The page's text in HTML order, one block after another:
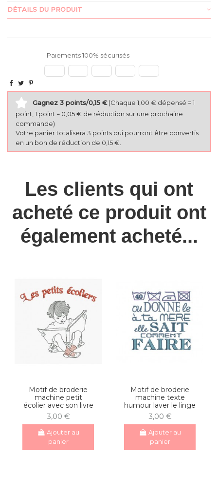
DÉTAILS DU PRODUIT
Paiements 100% sécurisés
Gagnez 3 points/0,15 € (Chaque 1,00 € dépensé = 1
point, 1 point = 0,05 € de réduction sur une prochaine
commande)
Votre panier totalisera 3 points qui pourront être convertis
en un bon de réduction de 0,15 €.
Les clients qui ont
acheté ce produit ont
également acheté...
Motif de broderie
machine petit
écolier avec son livre
3,00 €
Ajouter au
panier
Motif de broderie
machine texte
humour laver le linge
3,00 €
Ajouter au
panier